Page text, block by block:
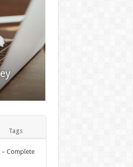
Tags
– Complete